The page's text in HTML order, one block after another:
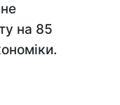
на 85